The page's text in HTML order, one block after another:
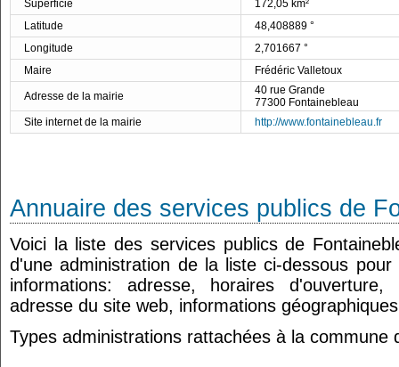
Superficie
172,05 km²
Latitude
48,408889 °
Longitude
2,701667 °
Maire
Frédéric Valletoux
Adresse de la mairie
40 rue Grande
77300 Fontainebleau
Site internet de la mairie
http://www.fontainebleau.fr
Annuaire des services publics de
Voici la liste des services publics de
d'une administration de la liste ci-dessous
informations: adresse, horaires
adresse du site web, informations
Types administrations rattachées à la commune